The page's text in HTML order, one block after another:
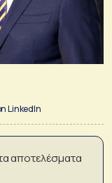
LinkedIn
αποτελέσματα